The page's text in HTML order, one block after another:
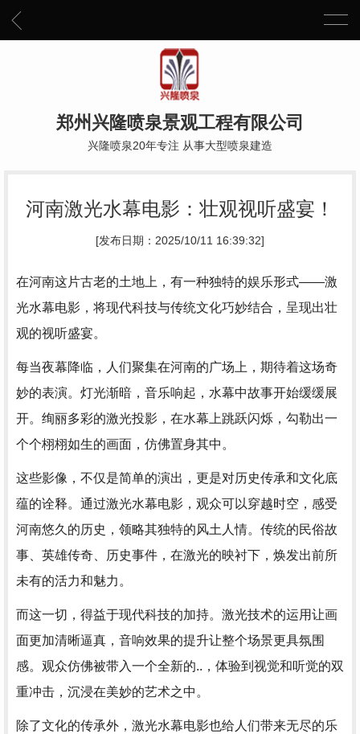
郑州兴隆喷泉景观工程有限公司
兴隆喷泉20年专注 从事大型喷泉建造
河南激光水幕电影：壮观视听盛宴！
[发布日期：2025/10/11 16:39:32]
在河南这片古老的土地上，有一种独特的娱乐形式——激
光水幕电影，将现代科技与传统文化巧妙结合，呈现出壮
观的视听盛宴。
每当夜幕降临，人们聚集在河南的广场上，期待着这场奇
妙的表演。灯光渐暗，音乐响起，水幕中故事开始缓缓展
开。绚丽多彩的激光投影，在水幕上跳跃闪烁，勾勒出一
个个栩栩如生的画面，仿佛置身其中。
这些影像，不仅是简单的演出，更是对历史传承和文化底
蕴的诠释。通过激光水幕电影，观众可以穿越时空，感受
河南悠久的历史，领略其独特的风土人情。传统的民俗故
事、英雄传奇、历史事件，在激光的映衬下，焕发出前所
未有的活力和魅力。
而这一切，得益于现代科技的加持。激光技术的运用让画
面更加清晰逼真，音响效果的提升让整个场景更具氛围
感。观众仿佛被带入一个全新的..，体验到视觉和听觉的双
重冲击，沉浸在美妙的艺术之中。
除了文化的传承外，激光水幕电影也给人们带来无尽的乐